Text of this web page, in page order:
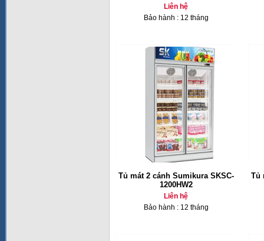
Liên hệ
Bảo hành : 12 tháng
Tủ mát 2 cánh Sumikura SKSC-
1200HW2
Liên hệ
Bảo hành : 12 tháng
Tủ